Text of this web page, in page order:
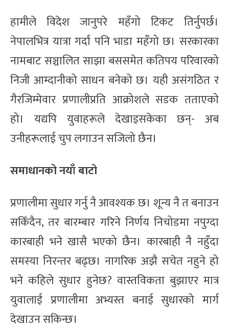
हामीले विदेश जानुपरे महँगो टिकट तिर्नुपर्छ।
नेपालभित्र यात्रा गर्दा पनि भाडा महँगो छ। सरकारका
नामबाट सञ्चालित साझा बससमेत कतिपय परिवारको
निजी आम्दानीको साधन बनेको छ। यही असंगठित र
गैरजिम्मेवार प्रणालीप्रति आक्रोशले सडक तताएको
हो। यद्यपि युवाहरूले देखाइसकेका छन्- अब
उनीहरूलाई चुप लगाउन सजिलो छैन।
समाधानको नयाँ बाटो
प्रणालीमा सुधार गर्नु नै आवश्यक छ। शून्य नै त बनाउन
सकिँदैन, तर बारम्बार गरिने निर्णय निचोडमा नपुग्दा
कारबाही भने खासै भएको छैन। कारबाही नै नहुँदा
समस्या निरन्तर बढ्छ। नागरिक अझै सचेत नहुने हो
भने कहिले सुधार हुनेछ? वास्तविकता बुझाएर मात्र
युवालाई प्रणालीमा अभ्यस्त बनाई सुधारको मार्ग
देखाउन सकिन्छ।